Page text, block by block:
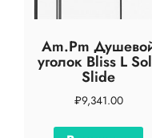
Am.Pm
уголок Bliss L
Slide
₽9,341.00